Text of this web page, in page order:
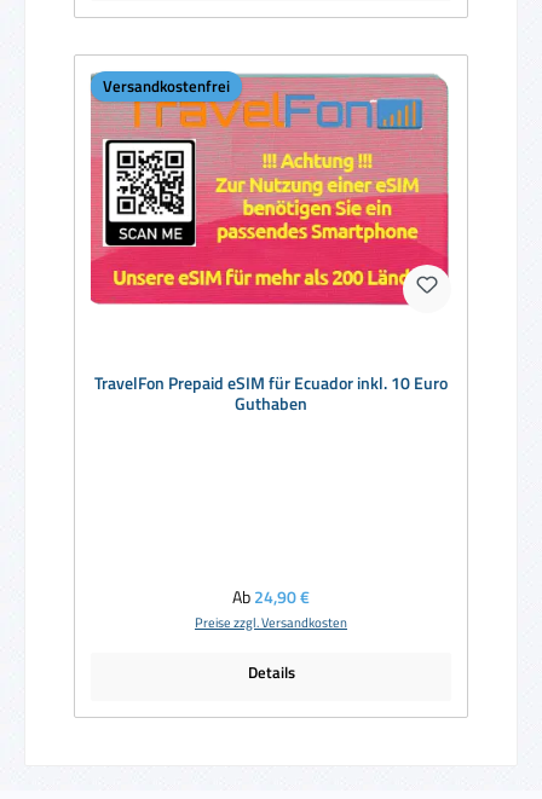
Versandkostenfrei
TravelFon Prepaid eSIM für Ecuador inkl. 10 Euro
Guthaben
Regulärer Preis:
Ab24,90 €
Preise zzgl. Versandkosten
Details